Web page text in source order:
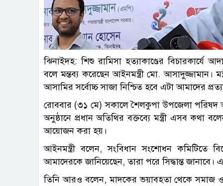
ছবি :
ঝিনাইদহ: শিশু রামিসা হত্যাকাণ্ডের বিচারকার্যে
বলে মন্তব্য করেছেন আইনমন্ত্রী মো. আসাদুজ্জামান।
আসামির সর্বোচ্চ সাজা নিশ্চিত হবে এটা আমাদের
রোববার (৩১ মে) সকালে শৈলকুপা উপজেলা পরিষদ
অনুষ্ঠানে প্রধান অতিথির বক্তব্যে মন্ত্রী এসব কথা
আয়োজন করা হয়।
আইনমন্ত্রী বলেন, সংবিধান সংশোধন কমিটিতে
আমাদেরকে জানিয়েছেন, তারা পরে সিদ্ধান্ত
তিনি আরও বলেন, মাদকের ভয়াবহতা থেকে সমাজ ও